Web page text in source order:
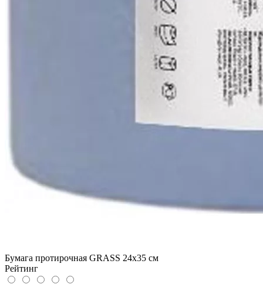
Бумага протирочная GRASS 24х35 см
Рейтинг